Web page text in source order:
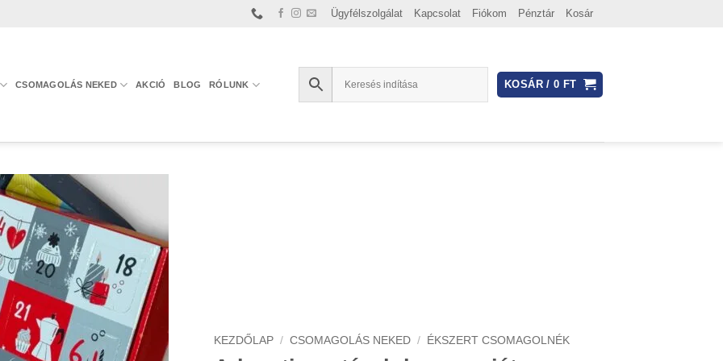
Ügyfélszolgálat Kapcsolat Fiókom Pénztár Kosár
CSOMAGOLÁS NEKED AKCIÓ BLOG RÓLUNK KOSÁR /0 FT
KEZDŐLAP / CSOMAGOLÁS NEKED / ÉKSZERT CSOMAGOLNÉK